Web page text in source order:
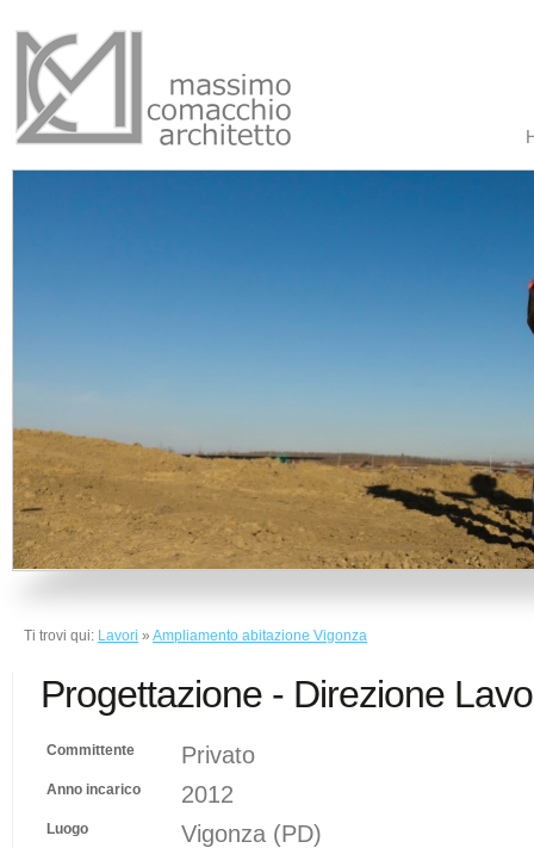
Ti trovi qui: Lavori » Ampliamento abitazione Vigonza
Progettazione - Direzione
Committente Privato
Anno incarico 2012
Luogo Vigonza (PD)